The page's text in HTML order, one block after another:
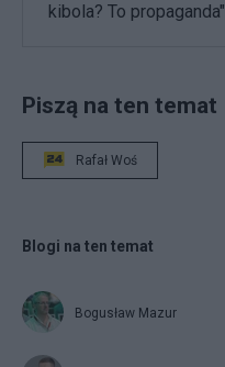
kibola? To propaganda"
Piszą na ten temat
Rafał Woś
Blogi na ten temat
Bogusław Mazur